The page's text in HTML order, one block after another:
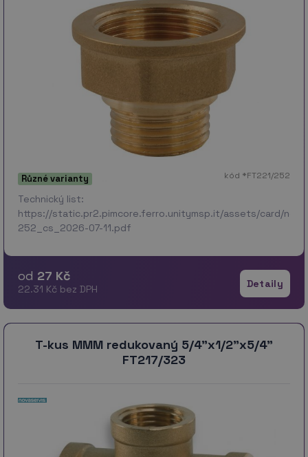
kód *FT221/252
Různé varianty
Technický list:
https://static.pr2.pimcore.ferro.unitymsp.it/assets/card/
252_cs_2026-07-11.pdf
Detaily
od 27 Kč
22.31 Kč bez DPH
T-kus MMM redukovaný 5/4"x1/2"x5/4"
FT217/323